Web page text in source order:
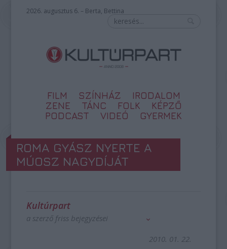
2026. augusztus 6. – Berta, Bettina
FILM SZÍNHÁZ
IRODALOM
ZENE
TÁNC FOLK
KÉPZŐ
PODCAST
VIDEÓ GYERMEK
ROMA GYÁSZ NYERTE A
MÚOSZ NAGYDÍJÁT
Kultúrpart
a szerző friss bejegyzései
2010. 01. 22.